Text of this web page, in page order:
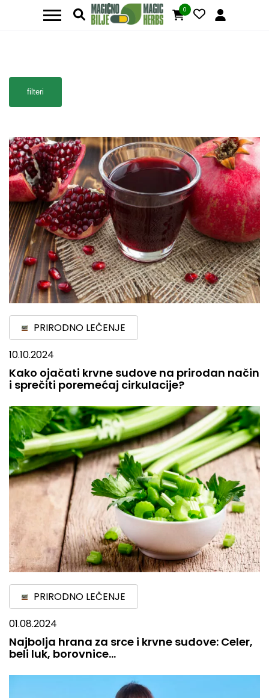
0
filteri
PRIRODNO LEČENJE
10.10.2024
Kako ojačati krvne sudove na prirodan način
i sprečiti poremećaj cirkulacije?
PRIRODNO LEČENJE
01.08.2024
Najbolja hrana za srce i krvne sudove: Celer,
beli luk, borovnice…